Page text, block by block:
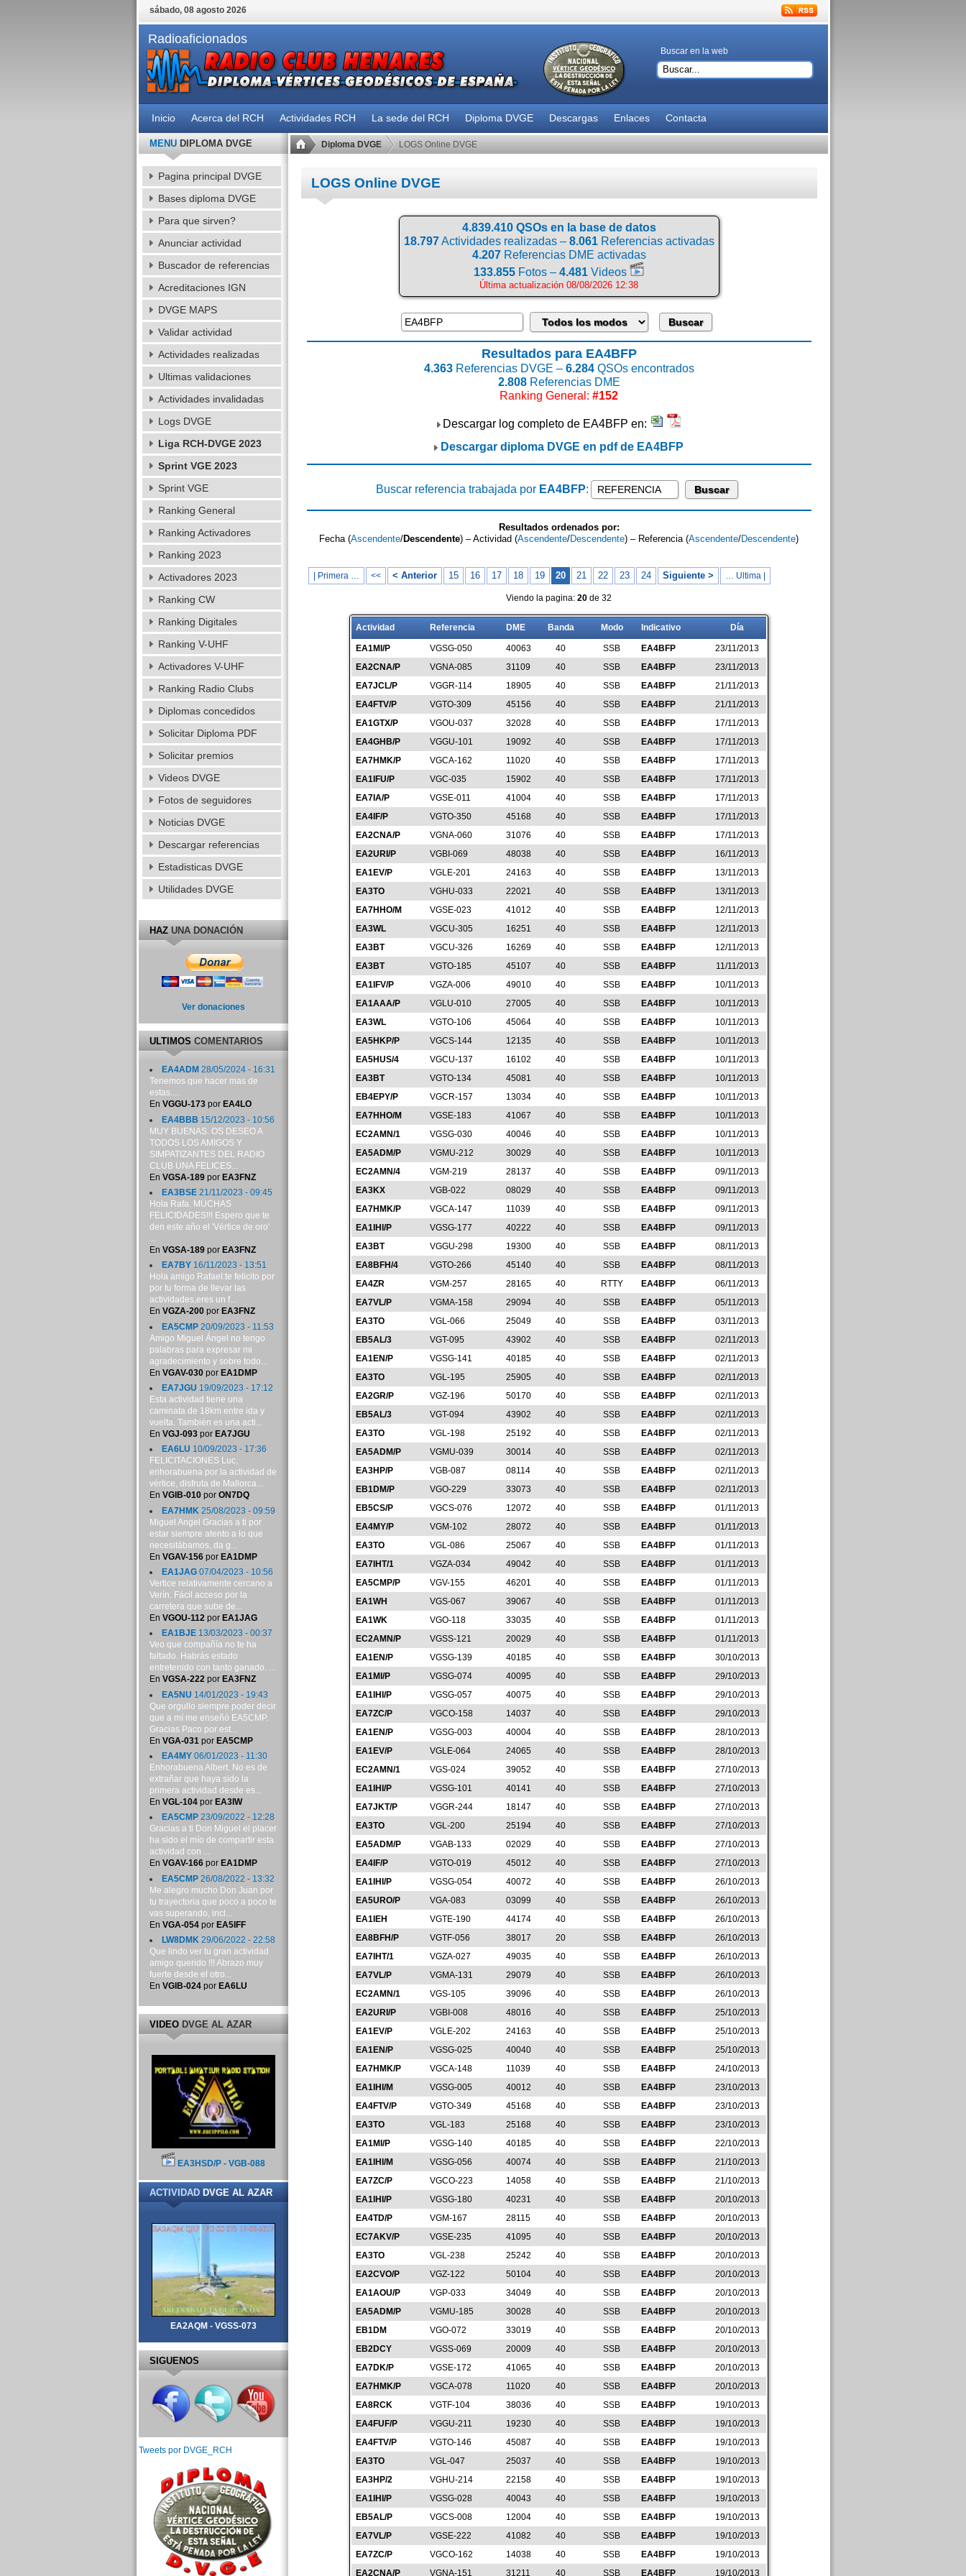
sábado, 08 agosto 2026
Radioaficionados
Buscar en la web
Inicio Acerca del RCH Actividades RCH La sede del RCH Diploma DVGE Descargas Enlaces Contacta
Diploma DVGE LOGS Online DVGE
LOGS Online DVGE
4.839.410 QSOs en la base de datos
18.797Actividades realizadas – 8.061Referencias activadas
4.207Referencias DME activadas
133.855 Fotos – 4.481 Videos
Última actualización 08/08/2026 12:38
Resultados para EA4BFP
4.363Referencias DVGE – 6.284QSOs encontrados
2.808Referencias DME
Ranking General: #152
Descargar log completo de EA4BFP en:
Descargar diploma DVGE en pdf de EA4BFP
Buscar referencia trabajada por EA4BFP:
Resultados ordenados por:
Fecha (Ascendente/Descendente) – Actividad (Ascendente/Descendente) – Referencia (Ascendente/Descendente)
| Primera … << < Anterior 15 16 17 18 19 20 21 22 23 24 Siguiente > … Ultima |
Viendo la pagina: 20 de 32
Actividad Referencia DME Banda Modo Indicativo Día
EA1MI/P VGSG-050 40063 40 SSB EA4BFP
23/11/2013
EA2CNA/P
VGNA-085 31109 40 SSB EA4BFP
23/11/2013
EA7JCL/P
VGGR-114 18905 40 SSB EA4BFP
21/11/2013
EA4FTV/P
VGTO-309 45156 40 SSB EA4BFP
21/11/2013
EA1GTX/P
VGOU-037 32028 40 SSB EA4BFP
17/11/2013
EA4GHB/P
VGGU-101 19092 40 SSB EA4BFP
17/11/2013
EA7HMK/P
VGCA-162 11020 40 SSB EA4BFP
17/11/2013
EA1IFU/P
VGC-035 15902 40 SSB EA4BFP
17/11/2013
EA7IA/P
VGSE-011 41004 40 SSB EA4BFP
17/11/2013
EA4IF/P
VGTO-350 45168 40 SSB EA4BFP
17/11/2013
EA2CNA/P
VGNA-060 31076 40 SSB EA4BFP
17/11/2013
EA2URI/P
VGBI-069 48038 40 SSB EA4BFP
16/11/2013
EA1EV/P
VGLE-201 24163 40 SSB EA4BFP
13/11/2013
EA3TO
VGHU-033 22021 40 SSB EA4BFP
13/11/2013
EA7HHO/M
VGSE-023 41012 40 SSB EA4BFP
12/11/2013
EA3WL
VGCU-305 16251 40 SSB EA4BFP
12/11/2013
EA3BT
VGCU-326 16269 40 SSB EA4BFP
12/11/2013
EA3BT
VGTO-185 45107 40 SSB EA4BFP
11/11/2013
EA1IFV/P
VGZA-006 49010 40 SSB EA4BFP
10/11/2013
EA1AAA/P
VGLU-010 27005 40 SSB EA4BFP
10/11/2013
EA3WL
VGTO-106 45064 40 SSB EA4BFP
10/11/2013
EA5HKP/P
VGCS-144 12135 40 SSB EA4BFP
10/11/2013
EA5HUS/4
VGCU-137 16102 40 SSB EA4BFP
10/11/2013
EA3BT
VGTO-134 45081 40 SSB EA4BFP
10/11/2013
EB4EPY/P
VGCR-157 13034 40 SSB EA4BFP
10/11/2013
EA7HHO/M
VGSE-183 41067 40 SSB EA4BFP
10/11/2013
EC2AMN/1
VGSG-030 40046 40 SSB EA4BFP
10/11/2013
EA5ADM/P
VGMU-212 30029 40 SSB EA4BFP
10/11/2013
EC2AMN/4
VGM-219 28137 40 SSB EA4BFP
09/11/2013
EA3KX
VGB-022 08029 40 SSB EA4BFP
09/11/2013
EA7HMK/P
VGCA-147 11039 40 SSB EA4BFP
09/11/2013
EA1IHI/P
VGSG-177 40222 40 SSB EA4BFP
09/11/2013
EA3BT
VGGU-298 19300 40 SSB EA4BFP
08/11/2013
EA8BFH/4
VGTO-266 45140 40 SSB EA4BFP
08/11/2013
EA4ZR
VGM-257 28165 40 RTTY EA4BFP
06/11/2013
EA7VL/P
VGMA-158 29094 40 SSB EA4BFP
05/11/2013
EA3TO
VGL-066 25049 40 SSB EA4BFP
03/11/2013
EB5AL/3
VGT-095 43902 40 SSB EA4BFP
02/11/2013
EA1EN/P
VGSG-141 40185 40 SSB EA4BFP
02/11/2013
EA3TO
VGL-195 25905 40 SSB EA4BFP
02/11/2013
EA2GR/P
VGZ-196 50170 40 SSB EA4BFP
02/11/2013
EB5AL/3
VGT-094 43902 40 SSB EA4BFP
02/11/2013
EA3TO
VGL-198 25192 40 SSB EA4BFP
02/11/2013
EA5ADM/P
VGMU-039 30014 40 SSB EA4BFP
02/11/2013
EA3HP/P
VGB-087 08114 40 SSB EA4BFP
02/11/2013
EB1DM/P
VGO-229 33073 40 SSB EA4BFP
02/11/2013
EB5CS/P
VGCS-076 12072 40 SSB EA4BFP
01/11/2013
EA4MY/P
VGM-102 28072 40 SSB EA4BFP
01/11/2013
EA3TO
VGL-086 25067 40 SSB EA4BFP
01/11/2013
EA7IHT/1
VGZA-034 49042 40 SSB EA4BFP
01/11/2013
EA5CMP/P
VGV-155 46201 40 SSB EA4BFP
01/11/2013
EA1WH
VGS-067 39067 40 SSB EA4BFP
01/11/2013
EA1WK
VGO-118 33035 40 SSB EA4BFP
01/11/2013
EC2AMN/P
VGSS-121 20029 40 SSB EA4BFP
01/11/2013
EA1EN/P
VGSG-139 40185 40 SSB EA4BFP
30/10/2013
EA1MI/P
VGSG-074 40095 40 SSB EA4BFP
29/10/2013
EA1IHI/P
VGSG-057 40075 40 SSB EA4BFP
29/10/2013
EA7ZC/P
VGCO-158 14037 40 SSB EA4BFP
29/10/2013
EA1EN/P
VGSG-003 40004 40 SSB EA4BFP
28/10/2013
EA1EV/P
VGLE-064 24065 40 SSB EA4BFP
28/10/2013
EC2AMN/1
VGS-024 39052 40 SSB EA4BFP
27/10/2013
EA1IHI/P
VGSG-101 40141 40 SSB EA4BFP
27/10/2013
EA7JKT/P
VGGR-244 18147 40 SSB EA4BFP
27/10/2013
EA3TO
VGL-200 25194 40 SSB EA4BFP
27/10/2013
EA5ADM/P
VGAB-133 02029 40 SSB EA4BFP
27/10/2013
EA4IF/P
VGTO-019 45012 40 SSB EA4BFP
27/10/2013
EA1IHI/P
VGSG-054 40072 40 SSB EA4BFP
26/10/2013
EA5URO/P
VGA-083 03099 40 SSB EA4BFP
26/10/2013
EA1IEH
VGTE-190 44174 40 SSB EA4BFP
26/10/2013
EA8BFH/P
VGTF-056 38017 20 SSB EA4BFP
26/10/2013
EA7IHT/1
VGZA-027 49035 40 SSB EA4BFP
26/10/2013
EA7VL/P
VGMA-131 29079 40 SSB EA4BFP
26/10/2013
EC2AMN/1
VGS-105 39096 40 SSB EA4BFP
26/10/2013
EA2URI/P
VGBI-008 48016 40 SSB EA4BFP
25/10/2013
EA1EV/P
VGLE-202 24163 40 SSB EA4BFP
25/10/2013
EA1EN/P
VGSG-025 40040 40 SSB EA4BFP
25/10/2013
EA7HMK/P
VGCA-148 11039 40 SSB EA4BFP
24/10/2013
EA1IHI/M
VGSG-005 40012 40 SSB EA4BFP
23/10/2013
EA4FTV/P
VGTO-349 45168 40 SSB EA4BFP
23/10/2013
EA3TO
VGL-183 25168 40 SSB EA4BFP
23/10/2013
EA1MI/P
VGSG-140 40185 40 SSB EA4BFP
22/10/2013
EA1IHI/M
VGSG-056 40074 40 SSB EA4BFP
21/10/2013
EA7ZC/P
VGCO-223 14058 40 SSB EA4BFP
21/10/2013
EA1IHI/P
VGSG-180 40231 40 SSB EA4BFP
20/10/2013
EA4TD/P
VGM-167 28115 40 SSB EA4BFP
20/10/2013
EC7AKV/P
VGSE-235 41095 40 SSB EA4BFP
20/10/2013
EA3TO
VGL-238 25242 40 SSB EA4BFP
20/10/2013
EA2CVO/P
VGZ-122 50104 40 SSB EA4BFP
20/10/2013
EA1AOU/P
VGP-033 34049 40 SSB EA4BFP
20/10/2013
EA5ADM/P
VGMU-185 30028 40 SSB EA4BFP
20/10/2013
EB1DM
VGO-072 33019 40 SSB EA4BFP
20/10/2013
EB2DCY
VGSS-069 20009 40 SSB EA4BFP
20/10/2013
EA7DK/P
VGSE-172 41065 40 SSB EA4BFP
20/10/2013
EA7HMK/P
VGCA-078 11020 40 SSB EA4BFP
20/10/2013
EA8RCK
VGTF-104 38036 40 SSB EA4BFP
19/10/2013
EA4FUF/P
VGGU-211 19230 40 SSB EA4BFP
19/10/2013
EA4FTV/P
VGTO-146 45087 40 SSB EA4BFP
19/10/2013
EA3TO
VGL-047 25037 40 SSB EA4BFP
19/10/2013
EA3HP/2
VGHU-214 22158 40 SSB EA4BFP
19/10/2013
EA1IHI/P
VGSG-028 40043 40 SSB EA4BFP
19/10/2013
EB5AL/P
VGCS-008 12004 40 SSB EA4BFP
19/10/2013
EA7VL/P
VGSE-222 41082 40 SSB EA4BFP
19/10/2013
EA7ZC/P
VGCO-162 14038 40 SSB EA4BFP
19/10/2013
EA2CNA/P
VGNA-151 31211 40 SSB EA4BFP 19/10/2013
MENUDIPLOMA DVGE
Pagina principal DVGE
Bases diploma DVGE
Para que sirven?
Anunciar actividad
Buscador de referencias
Acreditaciones IGN
DVGE MAPS
Validar actividad
Actividades realizadas
Ultimas validaciones
Actividades invalidadas
Logs DVGE
Liga RCH-DVGE 2023
Sprint VGE 2023
Sprint VGE
Ranking General
Ranking Activadores
Ranking 2023
Activadores 2023
Ranking CW
Ranking Digitales
Ranking V-UHF
Activadores V-UHF
Ranking Radio Clubs
Diplomas concedidos
Solicitar Diploma PDF
Solicitar premios
Videos DVGE
Fotos de seguidores
Noticias DVGE
Descargar referencias
Estadisticas DVGE
Utilidades DVGE
HAZUNA DONACIÓN
Ver donaciones
ULTIMOSCOMENTARIOS
EA4ADM 28/05/2024 - 16:31
Tenemos que hacer mas de
estas....
En VGGU-173por EA4LO
EA4BBB 15/12/2023 - 10:56
MUY BUENAS. OS DESEO A
TODOS LOS AMIGOS Y
SIMPATIZANTES DEL RADIO
CLUB UNA FELICES...
En VGSA-189por EA3FNZ
EA3BSE21/11/2023 - 09:45
Hola Rafa. MUCHAS
FELICIDADES!!! Espero que te
den este año el 'Vértice de oro'
...
En VGSA-189por EA3FNZ
EA7BY16/11/2023 - 13:51
Hola amigo Rafael:te felicito por
por tu forma de llevar las
actividades,eres un f...
En VGZA-200por EA3FNZ
EA5CMP20/09/2023 - 11:53
Amigo Miguel Ángel no tengo
palabras para expresar mi
agradecimiento y sobre todo...
En VGAV-030por EA1DMP
EA7JGU 19/09/2023 - 17:12
Esta actividad tiene una
caminata de 18km entre ida y
vuelta. También es una acti...
En VGJ-093por EA7JGU
EA6LU 10/09/2023 - 17:36
FELICITACIONES Luc,
enhorabuena por la actividad de
vértice, disfruta de Mallorca...
En VGIB-010por ON7DQ
EA7HMK 25/08/2023 - 09:59
Miguel Angel Gracias a ti por
estar siempre atento a lo que
necesitábamos, da g...
En VGAV-156por EA1DMP
EA1JAG07/04/2023 - 10:56
Vertice relativamente cercano a
Verín. Fácil acceso por la
carretera que sube de...
En VGOU-112por EA1JAG
EA1BJE13/03/2023 - 00:37
Veo que compañía no te ha
faltado. Habrás estado
entretenido con tanto ganado. ...
En VGSA-222por EA3FNZ
EA5NU 14/01/2023 - 19:43
Que orgullo siempre poder decir
que a mí me enseñó EA5CMP.
Gracias Paco por est...
En VGA-031 por EA5CMP
EA4MY06/01/2023 - 11:30
Enhorabuena Albert. No es de
extrañar que haya sido la
primera actividad desde es...
En VGL-104por EA3IW
EA5CMP23/09/2022 - 12:28
Gracias a ti Don Miguel el placer
ha sido el mío de compartir esta
actividad con ...
En VGAV-166por EA1DMP
EA5CMP26/08/2022 - 13:32
Me alegro mucho Don Juan por
tu trayectoria que poco a poco te
vas superando, incl...
En VGA-054por EA5IFF
LW8DMK29/06/2022 - 22:58
Que lindo ver tu gran actividad
amigo querido !!! Abrazo muy
fuerte desde el otro...
En VGIB-024por EA6LU
VIDEODVGE AL AZAR
EA3HSD/P - VGB-088
ACTIVIDADDVGE AL AZAR
EA2AQM - VGSS-073
SIGUENOS
Tweets por DVGE_RCH